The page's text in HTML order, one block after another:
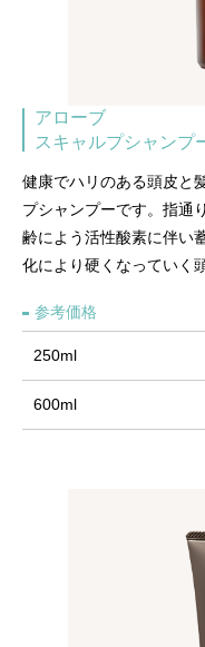
アローブ
スキャルプシャン
健康でハリのある頭皮と
プシャンプーです。指通
齢によう活性酸素に伴い
化により硬くなっていく
参考価格
250ml
600ml